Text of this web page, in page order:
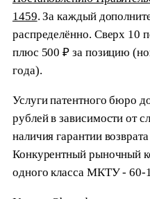
1459. За каждый
распределённо. Сверх 10
плюс 500 ₽ за позицию
года).
Услуги патентного бюро
рублей в зависимости от
наличия гарантии
Конкурентный рыночный
одного класса МКТУ - 60-